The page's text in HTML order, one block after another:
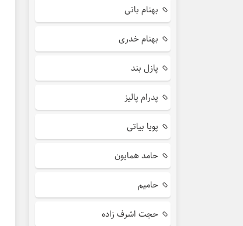
بهنام بانی
بهنام خدری
پازل بند
پدرام پالیز
پویا بیاتی
حامد همایون
حامیم
حجت اشرف زاده